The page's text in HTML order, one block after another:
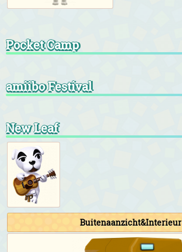
Pocket Camp
amiibo Festival
New Leaf
Buitenaanzicht&Interieur